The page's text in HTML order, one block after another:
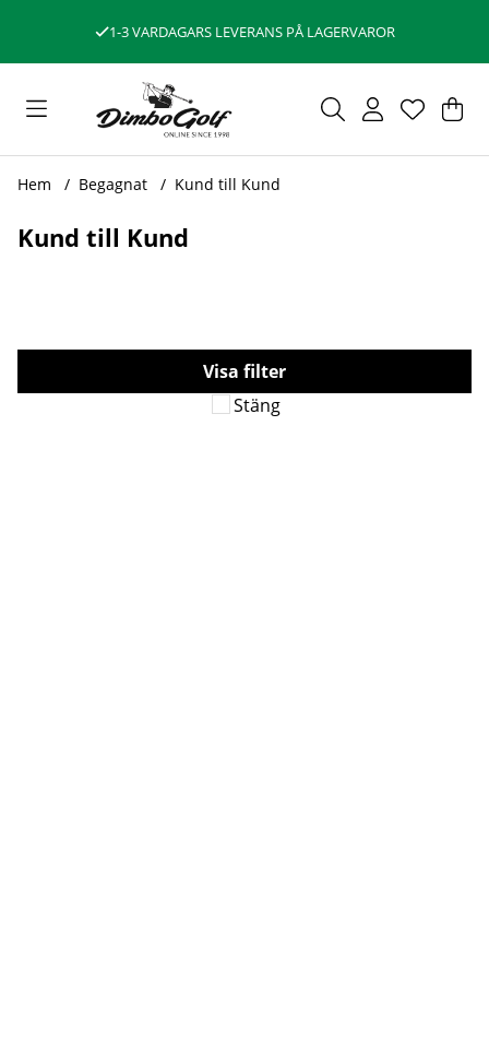
1-3 VARDAGARS LEVERANS PÅ LAGERVAROR
.
Hem Begagnat Kund till Kund
Kund till Kund
Filtrera
Stäng